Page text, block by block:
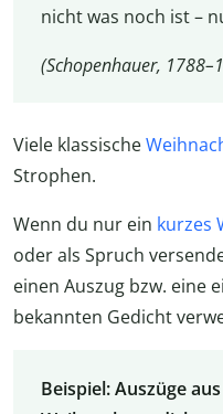
nicht was noch ist –
(Schopenhauer,
Viele klassische
Strophen.
Wenn du nur ein kurzes
oder als Spruch
einen Auszug bzw. eine
bekannten Gedicht
Beispiel: Auszüge